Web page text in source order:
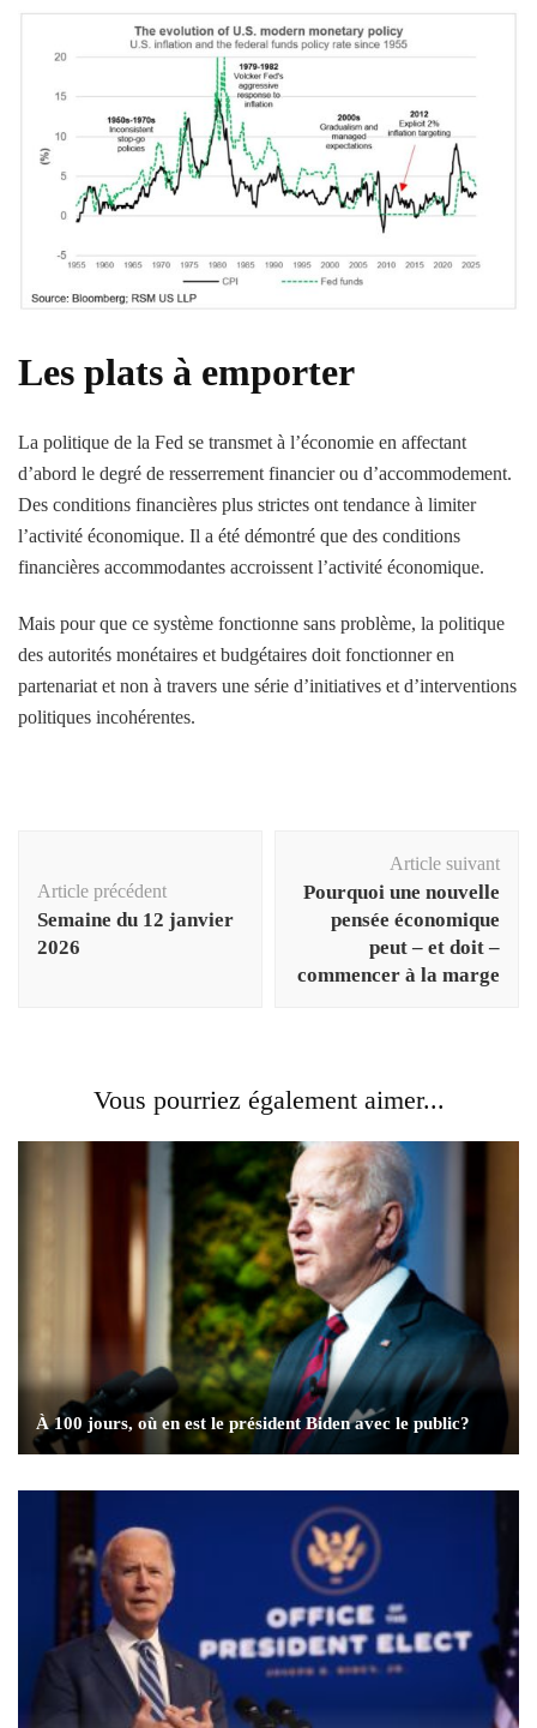
Les plats à emporter
La politique de la Fed se transmet à l’économie en affectant
d’abord le degré de resserrement financier ou d’accommodement.
Des conditions financières plus strictes ont tendance à limiter
l’activité économique. Il a été démontré que des conditions
financières accommodantes accroissent l’activité économique.
Mais pour que ce système fonctionne sans problème, la politique
des autorités monétaires et budgétaires doit fonctionner en
partenariat et non à travers une série d’initiatives et d’interventions
politiques incohérentes.
d'article
Article précédent
Semaine du 12 janvier
2026
Article suivant
Pourquoi une nouvelle
pensée économique
peut – et doit –
commencer à la marge
Vous pourriez également aimer...
À 100 jours, où en est le président Biden avec le public?